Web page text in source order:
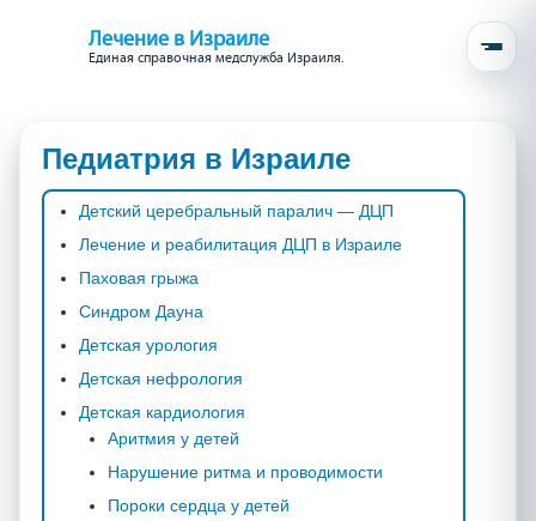
Лечение в Израиле
Единая справочная медслужба Израиля.
Педиатрия в Израиле
Детский церебральный паралич — ДЦП
Лечение и реабилитация ДЦП в Израиле
Паховая грыжа
Синдром Дауна
Детская урология
Детская нефрология
Детская кардиология
Аритмия у детей
Нарушение ритма и проводимости
Пороки сердца у детей